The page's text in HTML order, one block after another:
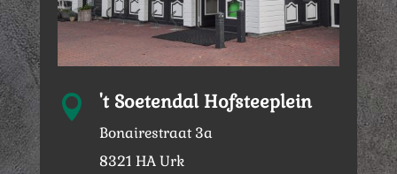
 't Soetendal Hofsteeplein
Bonairestraat 3a
8321 HA Urk